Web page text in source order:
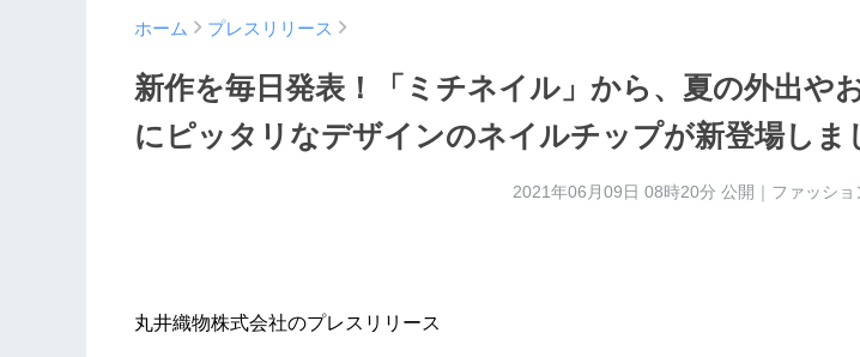
ホーム プレスリリース
新作を毎日発表！「ミチネイル」から、夏の外出や
にピッタリなデザインのネイルチップが新登場しま
2021年06月09日 08時20分 公開｜ファッシ
丸井織物株式会社のプレスリリース